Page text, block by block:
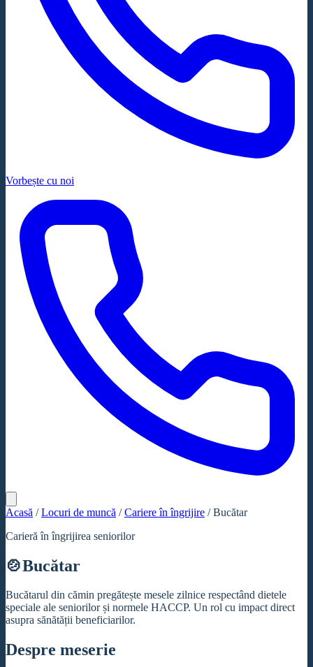
Vorbește cu noi
Acasă /Locuri de muncă /Cariere în îngrijire /Bucătar
Carieră în îngrijirea seniorilor
🍲Bucătar
Bucătarul din cămin pregătește mesele zilnice respectând dietele
speciale ale seniorilor și normele HACCP. Un rol cu impact direct
asupra sănătății beneficiarilor.
Despre meserie